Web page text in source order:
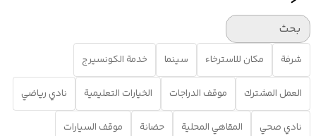
بحث
شرفة مكان للاسترخاء سينما خدمة الكونسيرج
العمل المشترك موقف الدراجات الخيارات التعليمية نادي رياضي
نادي صحي المقاهي المحلية حضانة موقف السيارات